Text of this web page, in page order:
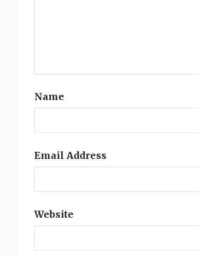
Name
Email Address
Website